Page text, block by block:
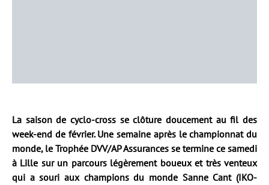
La saison de cyclo-cross se clôture doucement au fil des
week-end de février. Une semaine après le championnat du
monde, le Trophée DVV/AP Assurances se termine ce samedi
à Lille sur un parcours légèrement boueux et très venteux
qui a souri aux champions du monde Sanne Cant (IKO-